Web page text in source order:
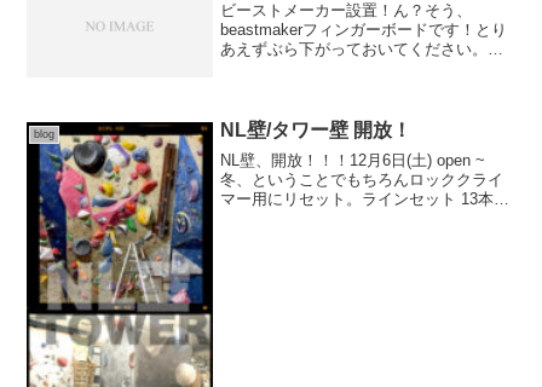
ビーストメーカー設置！ん？そう、
beastmakerフィンガーボードです！とり
あえずぶら下がっておいてください。ぶ
程度、1日のクライ...
blog NL壁/タワー壁 開放！
NL壁、開放！！！12月6日(土) open ~
冬、ということでもちろんロッククライ
マー用にリセット。ラインセット 13本基